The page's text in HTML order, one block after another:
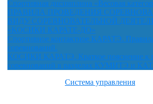
Спортивная дисциплина «Весовая
ПРАВИЛА ПРОВЕДЕНИЯ
ВИДУ СОРЕВНОВАТЕЛЬНОЙ
«КОСИКИ КАРАТЕ-ДО»
Спортивное контактное КАРАТЭ.
соревнований.
КОСИКИ КАРАТЭ. Краткое пояснение к
соревнований в разделах КУМИТЭ и
Система управления